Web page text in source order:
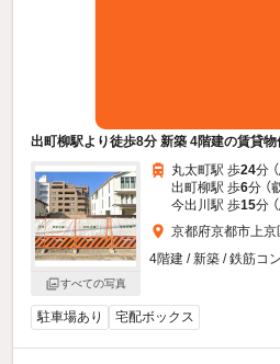
出町柳駅より徒歩8分 新築 4階建の賃貸物
すべての写真
丸太町駅 歩24分
出町柳駅 歩6分 （
今出川駅 歩15分
京都府京都市上京
4階建 / 新築 / 鉄筋コ
駐車場あり 宅配ボックス